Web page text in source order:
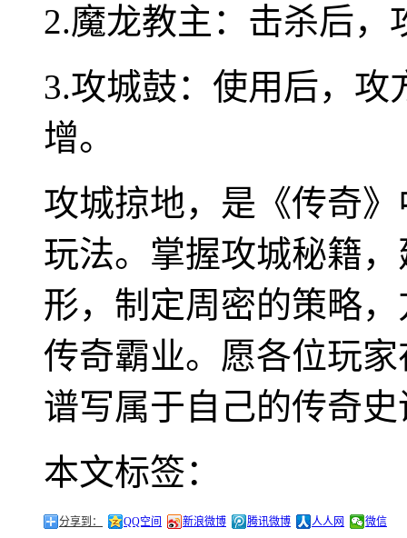
2.魔龙教主：击杀后
3.攻城鼓：使用后，
增。
攻城掠地，是《传奇
玩法。掌握攻城秘籍
形，制定周密的策略
传奇霸业。愿各位玩
谱写属于自己的传奇史
本文标签：
分享到： QQ空间 新浪微博 腾讯微博 人人网 微信